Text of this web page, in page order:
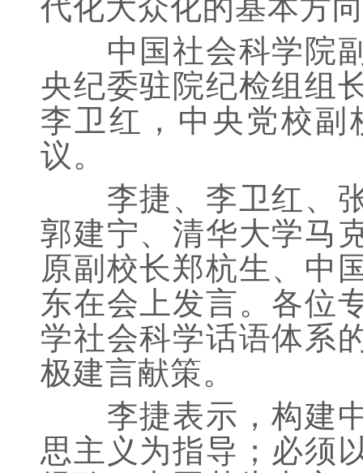
代化大众化的基本方
中国社会科学院副
央纪委驻院纪检组组
李卫红，中央党校
议。
李捷、李卫红、张
郭建宁、清华大学马
原副校长郑杭生、中
东在会上发言。各位
学社会科学话语体系
极建言献策。
李捷表示，构建中
思主义为指导；必须